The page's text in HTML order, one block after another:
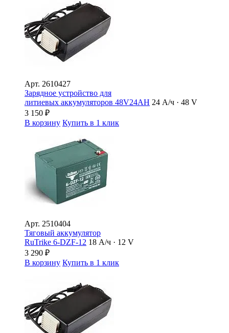
Арт. 2610427
Зарядное устройство для
литиевых аккумуляторов 48V24AH 24 А/ч · 48 V
3 150 ₽
В корзину Купить в 1 клик
Арт. 2510404
Тяговый аккумулятор
RuTrike 6-DZF-12 18 А/ч · 12 V
3 290 ₽
В корзину Купить в 1 клик